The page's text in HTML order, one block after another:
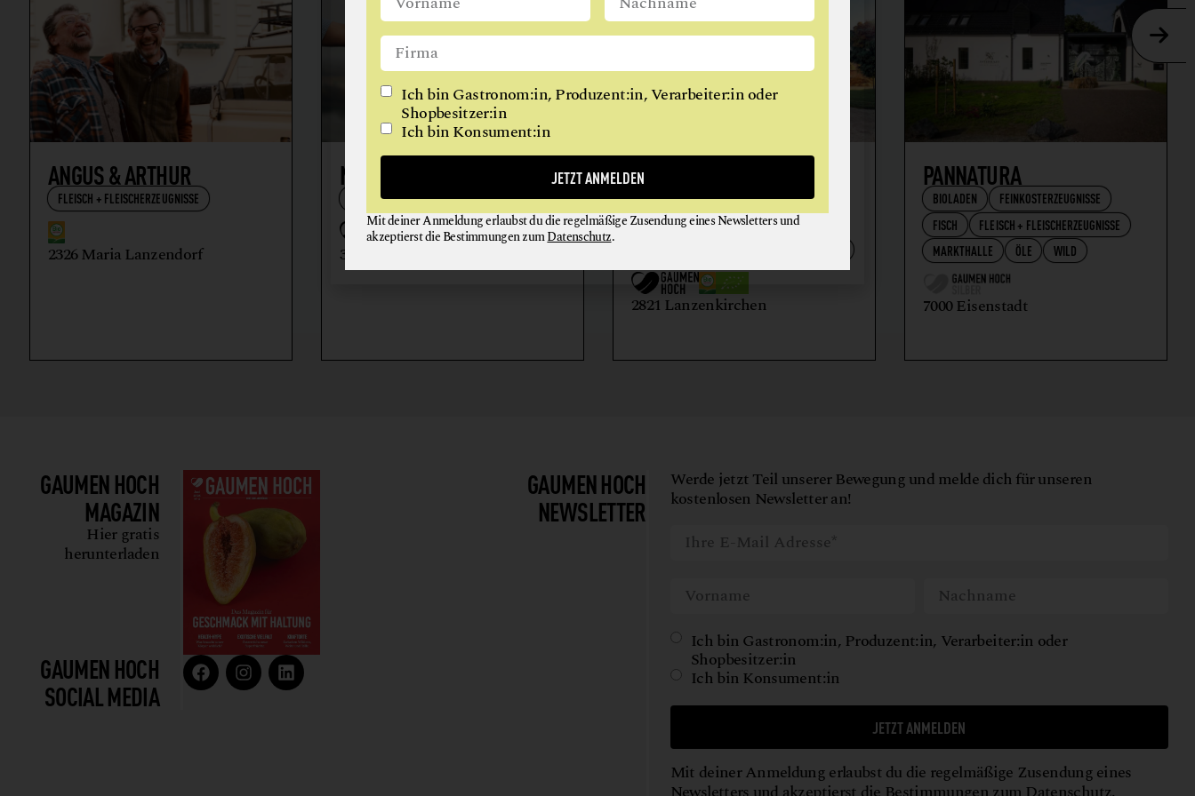
REITHALLE
RINDERHALTUNG
VITALKÜCHE
WIEN
ANGUS & ARTHUR
FLEISCH + FLEISCHERZEUGNISSE
2326 Maria Lanzendorf
NIKOLAIHOF
3512 Mautern an der Donau
BIO-LANDWIRTSCHAFT
LILIENHOF
EIER + EIPRODUKTE
GEMÜSE
2821 Lanzenkirchen
PANNATURA
BIOLADEN
FEINKOSTERZEUGNISSE
FISCH
FLEISCH + FLEISCHERZEUGNISSE
MARKTHALLE
ÖLE WILD
7000 Eisenstadt
GAUMEN HOCH
MAGAZIN
Hier gratis
herunterladen
GAUMEN HOCH
SOCIAL MEDIA
GAUMEN HOCH
NEWSLETTER
Werde jetzt Teil unserer Bewegung und melde dich für unseren
kostenlosen Newsletter an!
Ich bin Gastronom:in, Produzent:in, Verarbeiter:in oder
Shopbesitzer:in
Ich bin Konsument:in
JETZT ANMELDEN
Mit deiner Anmeldung erlaubst du die regelmäßige Zusendung eines
Ich bin Gastronom:in, Produzent:in, Verarbeiter:in oder
Shopbesitzer:in
Ich bin Konsument:in
JETZT ANMELDEN
Mit deiner Anmeldung erlaubst du die regelmäßige Zusendung eines Newsletters und
akzeptierst die Bestimmungen zumDatenschutz.